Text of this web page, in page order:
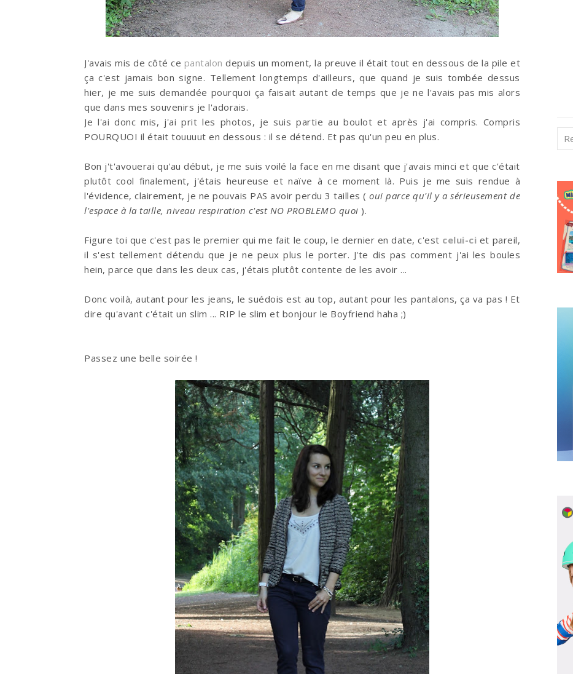
J'avais mis de côté ce pantalon depuis un moment, la preuve il était tout en dessous de la pile et
ça c'est jamais bon signe. Tellement longtemps d'ailleurs, que quand je suis tombée dessus
hier, je me suis demandée pourquoi ça faisait autant de temps que je ne l'avais pas mis alors
que dans mes souvenirs je l'adorais.
Je l'ai donc mis, j'ai prit les photos, je suis partie au boulot et après j'ai compris. Compris
POURQUOI il était touuuut en dessous : il se détend. Et pas qu'un peu en plus.
Bon j't'avouerai qu'au début, je me suis voilé la face en me disant que j'avais minci et que c'était
plutôt cool finalement, j'étais heureuse et naïve à ce moment là. Puis je me suis rendue à
l'évidence, clairement, je ne pouvais PAS avoir perdu 3 tailles (oui parce qu'il y a sérieusement de
l'espace à la taille, niveau respiration c'est NO PROBLEMO quoi ).
Figure toi que c'est pas le premier qui me fait le coup, le dernier en date, c'est celui-ci et pareil,
il s'est tellement détendu que je ne peux plus le porter. J'te dis pas comment j'ai les boules
hein, parce que dans les deux cas, j'étais plutôt contente de les avoir ...
Donc voilà, autant pour les jeans, le suédois est au top, autant pour les pantalons, ça va pas ! Et
dire qu'avant c'était un slim ... RIP le slim et bonjour le Boyfriend haha ;)
Passez une belle soirée !